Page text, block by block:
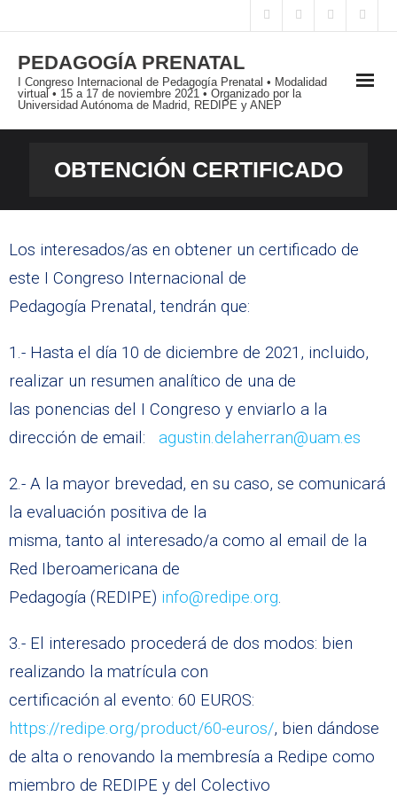
PEDAGOGÍA PRENATAL
I Congreso Internacional de Pedagogía Prenatal • Modalidad
virtual • 15 a 17 de noviembre 2021 • Organizado por la
Universidad Autónoma de Madrid, REDIPE y ANEP
PUBLICACIONES
OBTENCIÓN CERTIFICADO
Los interesados/as en obtener un certificado de
este I Congreso Internacional de
Pedagogía Prenatal, tendrán que:
1.- Hasta el día 10 de diciembre de 2021, incluido,
realizar un resumen analítico de una de
las ponencias del I Congreso y enviarlo a la
dirección de email: agustin.delaherran@uam.es
2.- A la mayor brevedad, en su caso, se comunicará
la evaluación positiva de la
misma, tanto al interesado/a como al email de la
Red Iberoamericana de
Pedagogía (REDIPE) info@redipe.org.
3.- El interesado procederá de dos modos: bien
realizando la matrícula con
certificación al evento: 60 EUROS:
https://redipe.org/product/60-euros/, bien dándose
de alta o renovando la membresía a Redipe como
miembro de REDIPE y del Colectivo